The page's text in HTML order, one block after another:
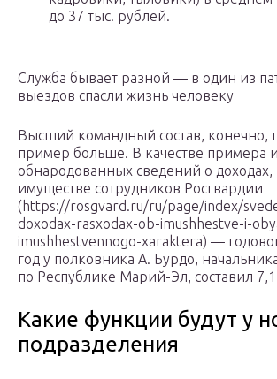
до 37 тыс. рублей.
Служба бывает разной — в один из
выездов спасли жизнь человеку
Высший командный состав, конечно,
пример больше. В качестве примера
обнародованных сведений о доходах,
имуществе сотрудников Росгвардии
(https://rosgvard.ru/ru/page/index/
doxodax-rasxodax-ob-imushhestve-i-
imushhestvennogo-xaraktera) —
год у полковника А. Бурдо,
по Республике Марий-Эл, составил
Какие функции будут у
подразделения